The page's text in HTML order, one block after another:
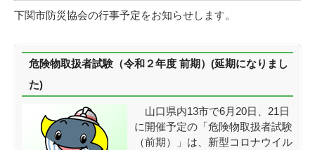
下関市防災協会の行事予定をお知らせします。
危険物取扱者試験（令和２年度 前期）(延期になりまし
た)
山口県内13市で6月20日、21日
に開催予定の「危険物取扱者試験
（前期）」は、新型コロナウイル